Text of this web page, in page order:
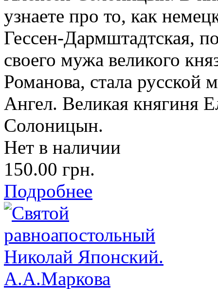
узнаете про то, как
Гессен-Дармштадтская,
своего мужа великого
Романова, стала русской
Ангел. Великая княгиня
Солоницын.
Нет в наличии
150.00 грн.
Подробнее